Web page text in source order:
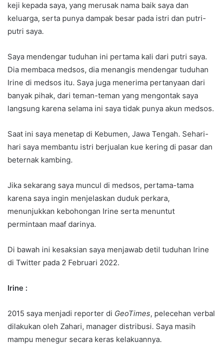
keji kepada saya, yang merusak nama baik saya dan
keluarga, serta punya dampak besar pada istri dan putri-
putri saya.
Saya mendengar tuduhan ini pertama kali dari putri saya.
Dia membaca medsos, dia menangis mendengar tuduhan
Irine di medsos itu. Saya juga menerima pertanyaan dari
banyak pihak, dari teman-teman yang mengontak saya
langsung karena selama ini saya tidak punya akun medsos.
Saat ini saya menetap di Kebumen, Jawa Tengah. Sehari-
hari saya membantu istri berjualan kue kering di pasar dan
beternak kambing.
Jika sekarang saya muncul di medsos, pertama-tama
karena saya ingin menjelaskan duduk perkara,
menunjukkan kebohongan Irine serta menuntut
permintaan maaf darinya.
Di bawah ini kesaksian saya menjawab detil tuduhan Irine
di Twitter pada 2 Februari 2022.
Irine :
2015 saya menjadi reporter di GeoTimes, pelecehan verbal
dilakukan oleh Zahari, manager distribusi. Saya masih
mampu menegur secara keras kelakuannya.